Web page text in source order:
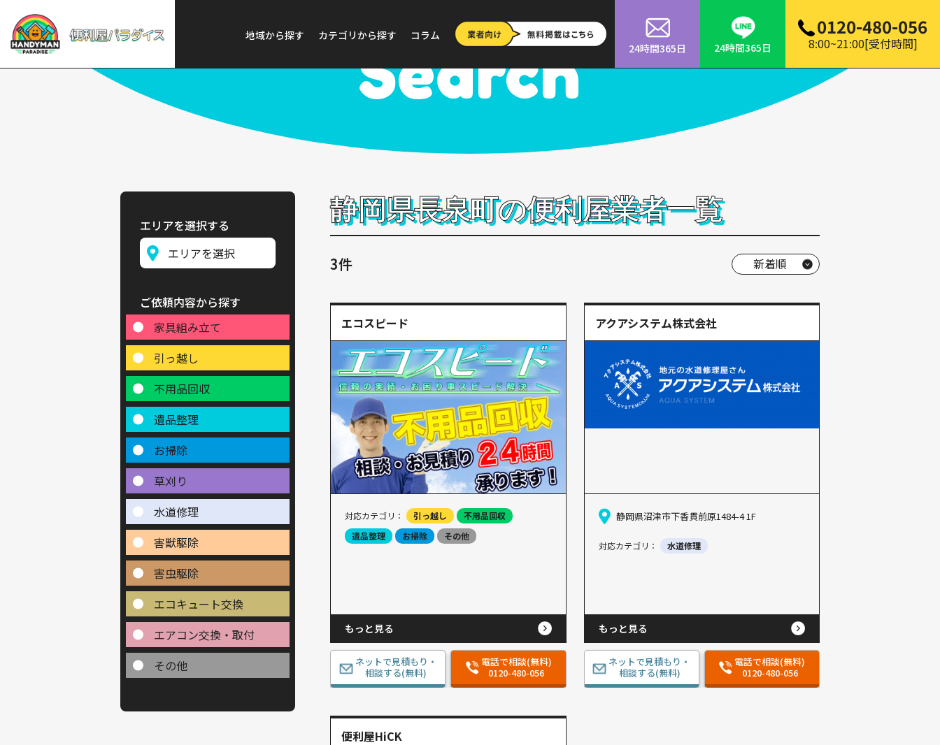
地域から探す カテゴリから探す
コラム
24時間365日
24時間365日
0120-480-056
8:00~21:00[受付時間]
Search
静岡県長泉町の便利屋業者一覧
3件
エコスピード
対応カテゴリ： 引っ越し
不用品回収
遺品整理
お掃除 その他
もっと見る
ネットで見積もり・
相談する(無料)
電話で相談(無料)
0120-480-056
アクアシステム株式会社
静岡県沼津市下香貫前原1484-4 1F
対応カテゴリ： 水道修理
もっと見る
ネットで見積もり・
相談する(無料)
電話で相談(無料)
0120-480-056
便利屋HiCK
エリアを選択する
ご依頼内容から探す
家具組み立て
引っ越し
不用品回収
遺品整理
お掃除
草刈り
水道修理
害獣駆除
害虫駆除
エコキュート交換
エアコン交換・取付
その他